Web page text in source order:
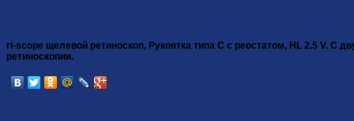
ri-scope щелевой ретиноскоп, Рукоятка типа C с реостатом, HL 2.5 V.
ретиноскопии.